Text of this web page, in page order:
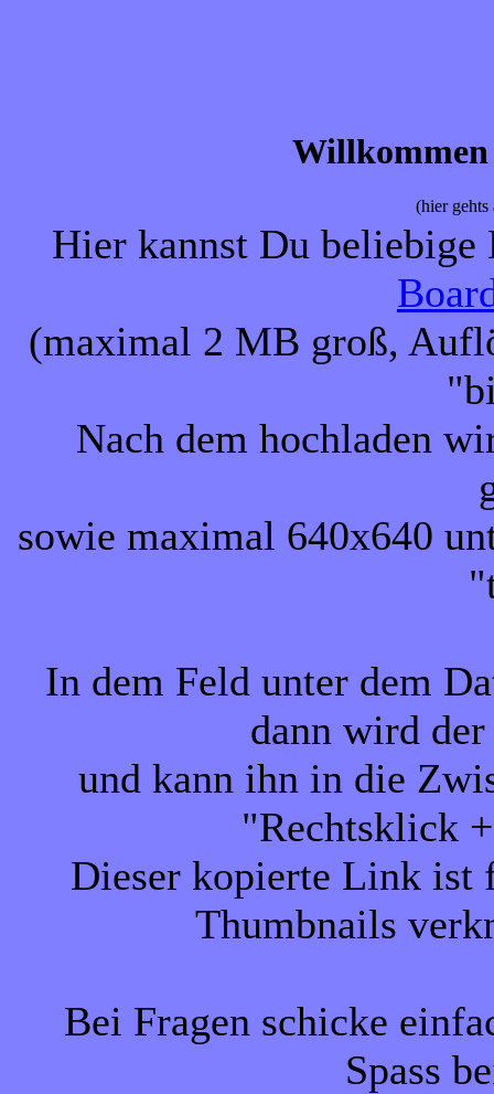
(hier
Hier kannst Du
(maximal 2 MB groß,
Nach dem hochladen
sowie maximal 640x640
In dem Feld unter dem
dann wird
und kann ihn in die
"Rechtsklick
Dieser kopierte Link ist
Thumbnails
Bei Fragen schicke
Spass